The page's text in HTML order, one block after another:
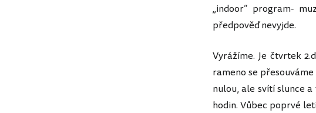
„indoor“ program-
předpověď nevyjde.
Vyrážíme. Je čtvrtek
rameno se
nulou, ale svítí slunce
hodin. Vůbec poprvé